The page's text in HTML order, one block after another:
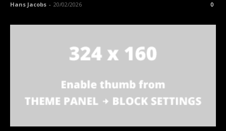
Hans Jacobs - 20/02/2026 0